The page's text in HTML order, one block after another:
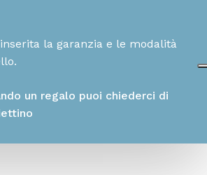
la garanzia e le modalità
un regalo puoi chiederci di